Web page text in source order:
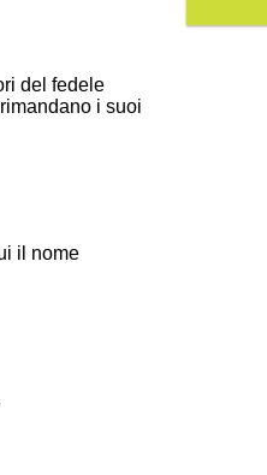
del fedele
i suoi
il nome